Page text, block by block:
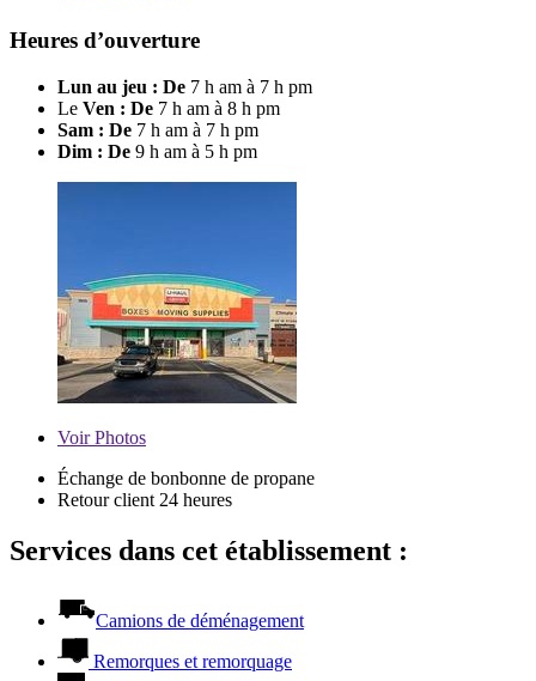
Heures d’ouverture
Lun au jeu : De 7 h am à 7 h pm
Le Ven : De 7 h am à 8 h pm
Sam : De 7 h am à 7 h pm
Dim : De 9 h am à 5 h pm
VoirPhotos
Échange de bonbonne de propane
Retour client 24 heures
Services dans cet établissement :
Camions de déménagement
Remorques et remorquage